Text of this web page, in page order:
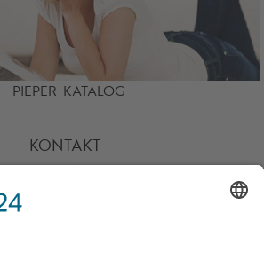
PIEPER KATALOG
KONTAKT
HOTLINE